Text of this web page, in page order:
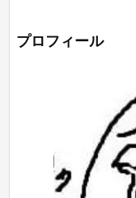
プロフィール